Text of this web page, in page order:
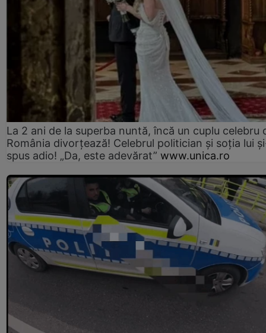
La 2 ani de la superba nuntă, încă un cuplu celebru
România divorțează! Celebrul politician și soția lui
spus adio! „Da, este adevărat” www.unica.ro